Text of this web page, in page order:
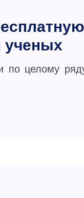
ученых
по целому